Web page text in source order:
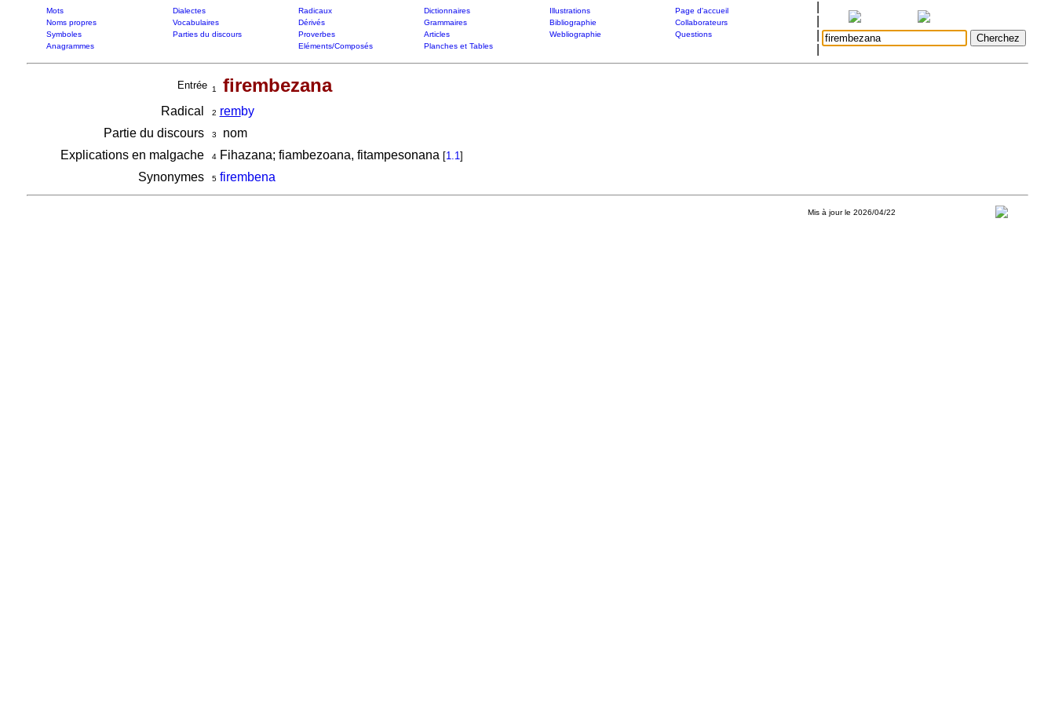
Mots Dialectes Radicaux Dictionnaires Illustrations
Page d'accueil
Noms propres
Vocabulaires Dérivés Grammaires Bibliographie
Collaborateurs
Symboles
Parties du discours Proverbes Articles Webliographie
Questions
Anagrammes
Eléments/Composés Planches et Tables
Entrée 1 firembezana
Radical 2 remby
Partie du discours
3
nom
Explications en malgache
4Fihazana; fiambezoana, fitampesonana [1.1]
Synonymes 5 firembena
Mis à jour le 2026/04/22